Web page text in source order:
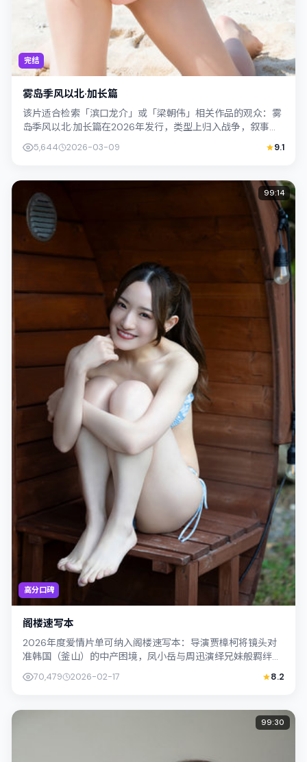
完结
雾岛季风以北·加长篇
该片适合检索「滨口龙介」或「梁朝伟」相关作品的观众：雾
岛季风以北·加长篇在2026年发行，类型上归入战争，叙事焦
点落在家庭与社会的交错地带；配角...
5,644 2026-03-09 9.1
高分口碑
99:14
阁楼速写本
2026年度爱情片单可纳入阁楼速写本：导演贾樟柯将镜头对
准韩国（釜山）的中产困境，凤小岳与周迅演绎兄妹般羁绊，
文本层面兼顾悬疑线索与情感救赎，搜...
70,479 2026-02-17 8.2
99:30